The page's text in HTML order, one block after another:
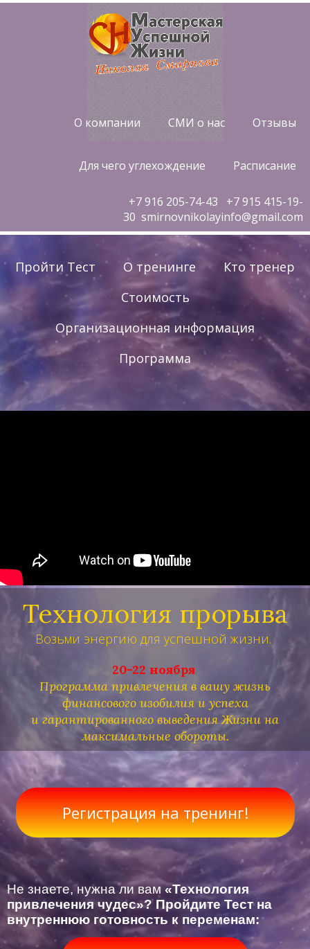
О компании СМИ о нас Отзывы
Для чего углехождение Расписание
+7 916 205-74-43 +7 915 415-19-
30 smirnovnikolayinfo@gmail.com
Пройти Тест О тренинге
Кто тренер
Стоимость
Организационная информация
Программа
Технология прорыва
Возьми энергию для успешной жизни.
20-22 ноября
Программа привлечения в вашу жизнь
финансового изобилия и успеха
и гарантированного выведения Жизни на
максимальные обороты.
Регистрация на тренинг!
Не знаете, нужна ли вам«Технология
привлечения чудес»? Пройдите Тест на
внутреннюю готовность к переменам: